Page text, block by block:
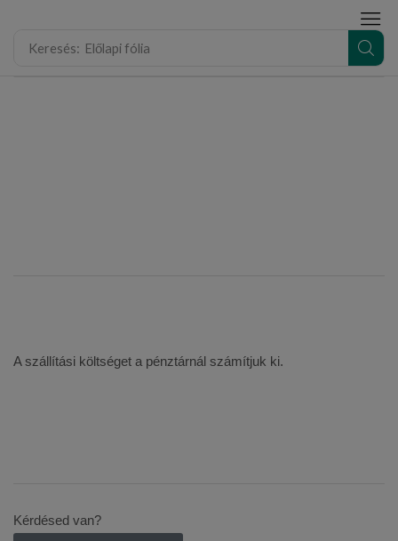
Keresés: Előlapi fólia
A szállítási költséget a pénztárnál számítjuk ki.
Kérdésed van?